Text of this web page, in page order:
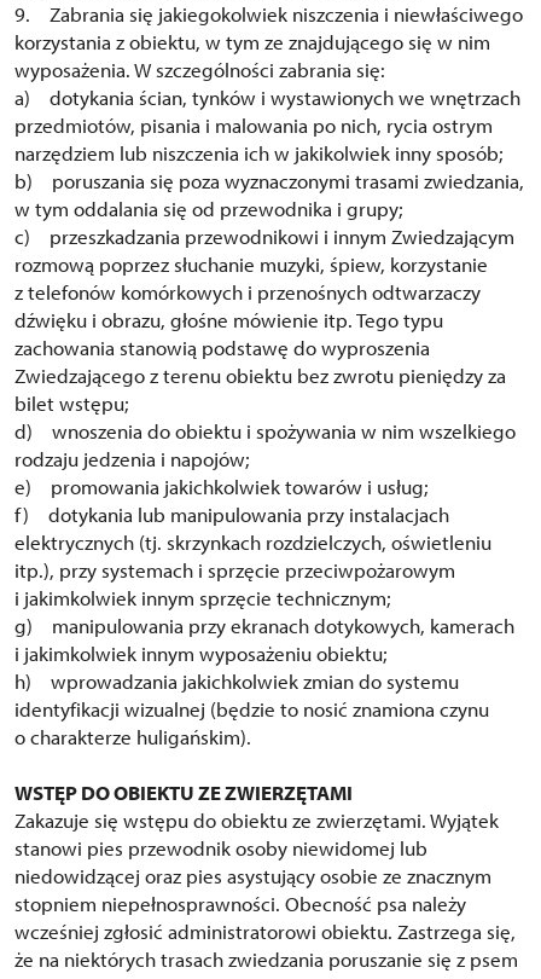
9. Zabrania się jakiegokolwiek niszczenia i niewłaściwego
korzystania z obiektu, w tym ze znajdującego się w nim
wyposażenia. W szczególności zabrania się:
a) dotykania ścian, tynków i wystawionych we wnętrzach
przedmiotów, pisania i malowania po nich, rycia ostrym
narzędziem lub niszczenia ich w jakikolwiek inny sposób;
b) poruszania się poza wyznaczonymi trasami zwiedzania,
w tym oddalania się od przewodnika i grupy;
c) przeszkadzania przewodnikowi i innym Zwiedzającym
rozmową poprzez słuchanie muzyki, śpiew, korzystanie
z telefonów komórkowych i przenośnych odtwarzaczy
dźwięku i obrazu, głośne mówienie itp. Tego typu
zachowania stanowią podstawę do wyproszenia
Zwiedzającego z terenu obiektu bez zwrotu pieniędzy za
bilet wstępu;
d) wnoszenia do obiektu i spożywania w nim wszelkiego
rodzaju jedzenia i napojów;
e) promowania jakichkolwiek towarów i usług;
f) dotykania lub manipulowania przy instalacjach
elektrycznych (tj. skrzynkach rozdzielczych, oświetleniu
itp.), przy systemach i sprzęcie przeciwpożarowym
i jakimkolwiek innym sprzęcie technicznym;
g) manipulowania przy ekranach dotykowych, kamerach
i jakimkolwiek innym wyposażeniu obiektu;
h) wprowadzania jakichkolwiek zmian do systemu
identyfikacji wizualnej (będzie to nosić znamiona czynu
o charakterze huligańskim).
WSTĘP DO OBIEKTU ZE ZWIERZĘTAMI
Zakazuje się wstępu do obiektu ze zwierzętami. Wyjątek
stanowi pies przewodnik osoby niewidomej lub
niedowidzącej oraz pies asystujący osobie ze znacznym
stopniem niepełnosprawności. Obecność psa należy
wcześniej zgłosić administratorowi obiektu. Zastrzega się,
że na niektórych trasach zwiedzania poruszanie się z psem